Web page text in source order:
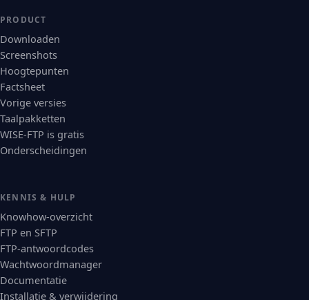
PRODUCT
Downloaden
Screenshots
Hoogtepunten
Factsheet
Vorige versies
Taalpakketten
WISE-FTP is gratis
Onderscheidingen
KENNIS & HULP
Knowhow-overzicht
FTP en SFTP
FTP-antwoordcodes
Wachtwoordmanager
Documentatie
Installatie & verwijdering